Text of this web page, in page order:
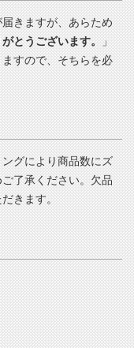
きますが、あらため
とうございます。」
すので、そちらを必
グにより商品数にズ
了承ください。欠品
きます。